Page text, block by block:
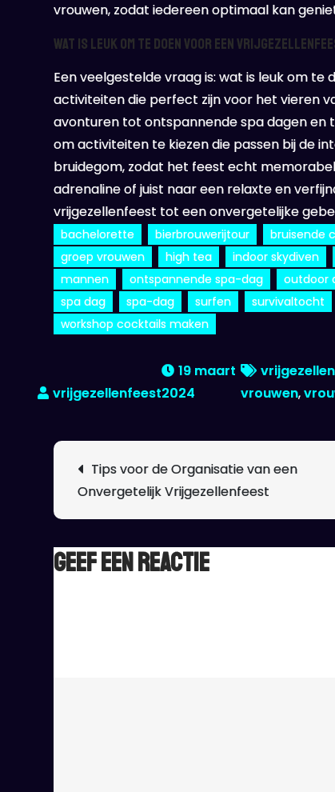
vrouwen, zodat iedereen optimaal kan
Wat is leuk om te doen voor een
Een veelgestelde vraag is: wat is leuk om te
activiteiten die perfect zijn voor het vieren
avonturen tot ontspannende spa dagen en
om activiteiten te kiezen die passen bij de
bruidegom, zodat het feest echt
adrenaline of juist naar een relaxte en
vrijgezellenfeest tot een onvergetelijke
bachelorette bierbrouwerijtour bruisende
groep vrouwen
high tea indoor skydiven
mannen
ontspannende spa-dag outdoor
spa dag
spa-dag surfen survivaltocht
workshop cocktails maken
19 maart
2024
vrouwen,
Berichtnavigatie
Tips voor de Organisatie van een
Onvergetelijk Vrijgezellenfeest
Geef een reactie